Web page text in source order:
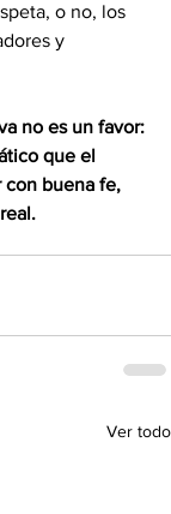
o no, los
y
no es un favor:
que el
con buena fe,
Ver todo